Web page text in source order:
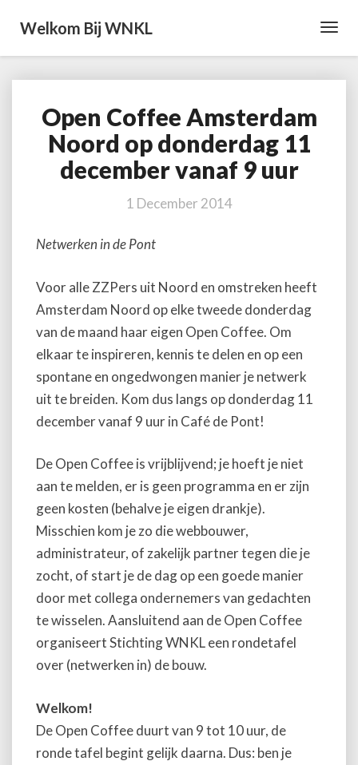
Welkom Bij WNKL
Open
Coffee
Amsterdam
Noord
op
donderdag
uur
Open Coffee Amsterdam
Noord op donderdag 11
december vanaf 9 uur
1 December 2014
Netwerken in de Pont
Voor alle ZZPers uit Noord en omstreken heeft
Amsterdam Noord op elke tweede donderdag
van de maand haar eigen Open Coffee. Om
elkaar te inspireren, kennis te delen en op een
spontane en ongedwongen manier je netwerk
uit te breiden. Kom dus langs op donderdag 11
december vanaf 9 uur in Café de Pont!
De Open Coffee is vrijblijvend; je hoeft je niet
aan te melden, er is geen programma en er zijn
geen kosten (behalve je eigen drankje).
Misschien kom je zo die webbouwer,
administrateur, of zakelijk partner tegen die je
zocht, of start je de dag op een goede manier
door met collega ondernemers van gedachten
te wisselen. Aansluitend aan de Open Coffee
organiseert Stichting WNKL een rondetafel
over (netwerken in) de bouw.
Welkom!
De Open Coffee duurt van 9 tot 10 uur, de
ronde tafel begint gelijk daarna. Dus: ben je